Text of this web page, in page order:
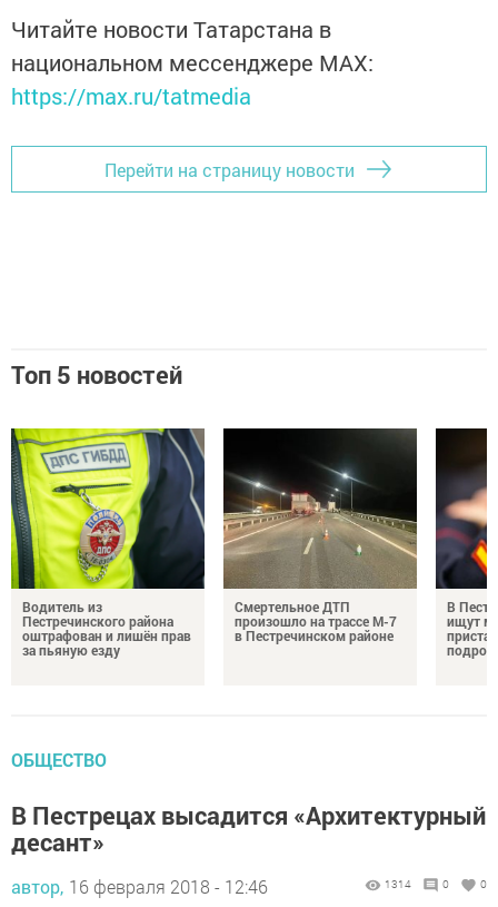
Читайте новости Татарстана в
национальном мессенджере MАХ:
https://max.ru/tatmedia
Перейти на страницу новости
Топ 5 новостей
Водитель из
Пестречинского района
оштрафован и лишён прав
за пьяную езду
Смертельное ДТП
произошло на трассе М-7
в Пестречинском районе
В
ищут
ОБЩЕСТВО
В Пестрецах высадится «Архитектурный
десант»
автор, 16 февраля 2018 - 12:46 1314 0 0